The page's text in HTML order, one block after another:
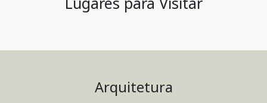
Arquitetura